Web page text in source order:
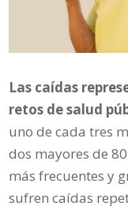
Las caídas
retos de salud
uno de cada tres
dos mayores de
más frecuentes y
sufren caídas